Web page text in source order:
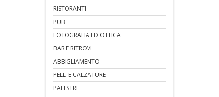
RISTORANTI
PUB
FOTOGRAFIA ED OTTICA
BAR E RITROVI
ABBIGLIAMENTO
PELLI E CALZATURE
PALESTRE